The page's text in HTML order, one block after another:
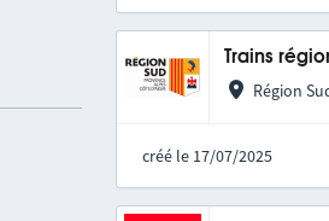
Trains
Région
créé le 17/07/2025